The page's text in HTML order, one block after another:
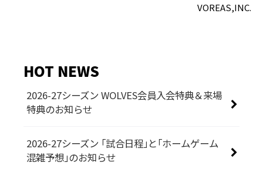
VOREAS,INC.
HOT NEWS
2026-27シーズン WOLVES会員入会特典＆来場
特典のお知らせ
2026-27シーズン 「試合日程」と「ホームゲーム
混雑予想」のお知らせ